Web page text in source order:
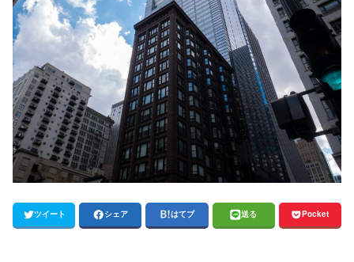
ツイート シェア はてブ 送る Pocket